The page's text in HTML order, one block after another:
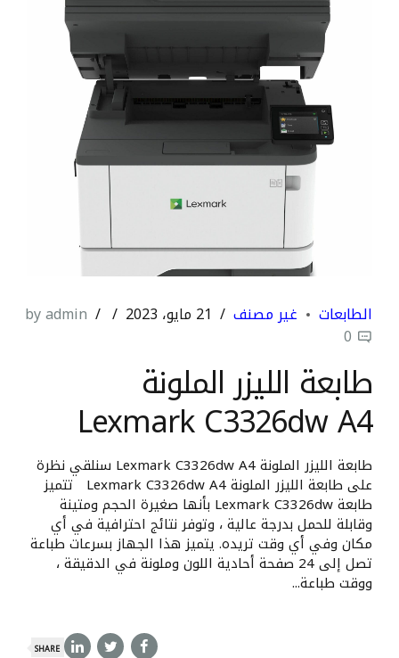
الطابعات غير مصنف 21 مايو، 2023
by admin
0
طابعة الليزر الملونة
Lexmark C3326dw A4
طابعة الليزر الملونة Lexmark C3326dw A4 سنلقي نظرة
على طابعة الليزر الملونة Lexmark C3326dw A4 تتميز
طابعة Lexmark C3326dw بأنها صغيرة الحجم ومتينة
وقابلة للحمل بدرجة عالية ، وتوفر نتائج احترافية في أي
مكان وفي أي وقت تريده. يتميز هذا الجهاز بسرعات طباعة
تصل إلى 24 صفحة أحادية اللون وملونة في الدقيقة ،
ووقت طباعة...
SHARE